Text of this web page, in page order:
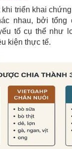
triển khai
nhau, bởi tổng
tố cụ thể như
kiện thực tế.